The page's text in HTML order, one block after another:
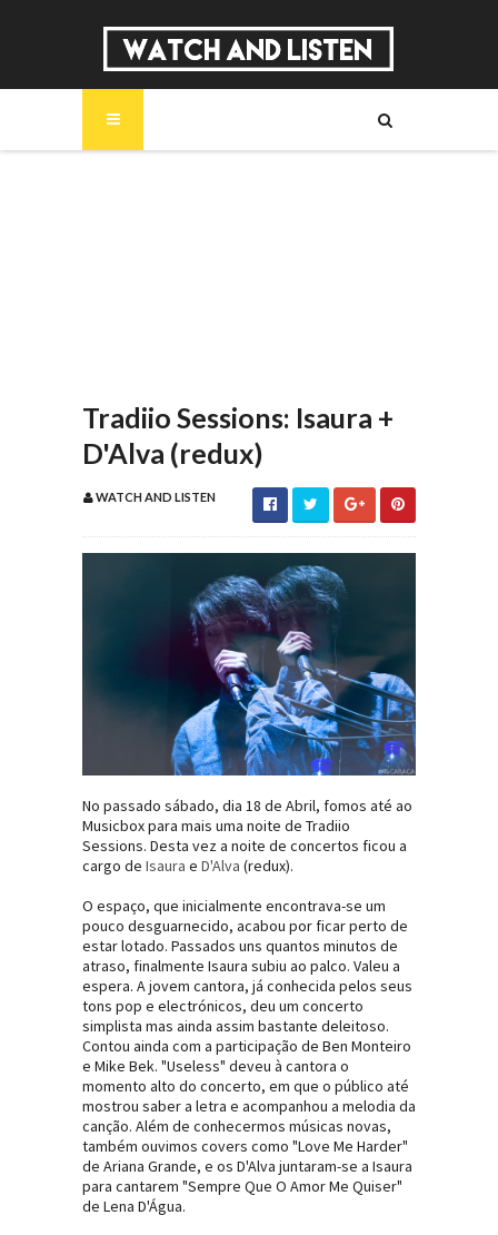
Tradiio Sessions: Isaura +
D'Alva (redux)
WATCH AND LISTEN
No passado sábado, dia 18 de Abril, fomos até ao
Musicbox para mais uma noite de Tradiio
Sessions. Desta vez a noite de concertos ficou a
cargo de Isaura e D'Alva (redux).
O espaço, que inicialmente encontrava-se um
pouco desguarnecido, acabou por ficar perto de
estar lotado. Passados uns quantos minutos de
atraso, finalmente Isaura subiu ao palco. Valeu a
espera. A jovem cantora, já conhecida pelos seus
tons pop e electrónicos, deu um concerto
simplista mas ainda assim bastante deleitoso.
Contou ainda com a participação de Ben Monteiro
e Mike Bek. "Useless" deveu à cantora o
momento alto do concerto, em que o público até
mostrou saber a letra e acompanhou a melodia da
canção. Além de conhecermos músicas novas,
também ouvimos covers como "Love Me Harder"
de Ariana Grande, e os D'Alva juntaram-se a Isaura
para cantarem "Sempre Que O Amor Me Quiser"
de Lena D'Água.